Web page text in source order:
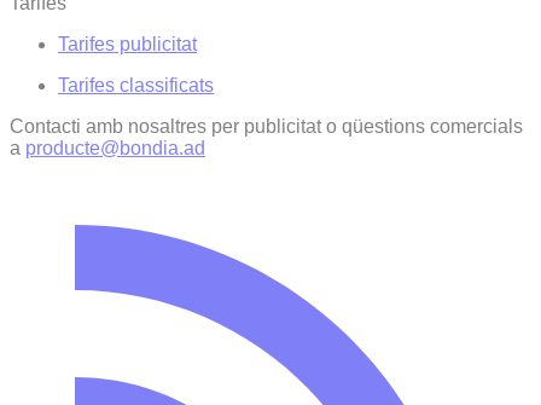
Tarifes publicitat
Tarifes classificats
Contacti amb nosaltres per publicitat o qüestions comercials
a producte@bondia.ad